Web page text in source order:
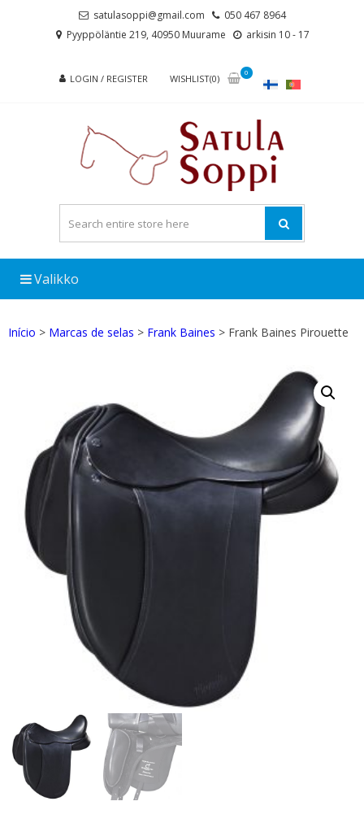
satulasoppi@gmail.com
050 467 8964
Pyyppöläntie 219, 40950 Muurame
arkisin 10 - 17
LOGIN / REGISTER WISHLIST(0)
0
Valikko
Início > Marcas de selas > Frank Baines > Frank Baines Pirouette